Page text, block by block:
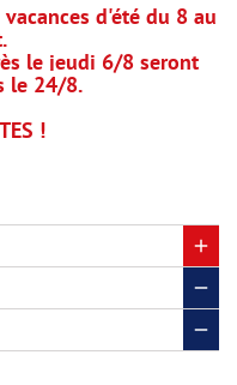
d'été du 8 au
le jeudi 6/8 seront
le 24/8.
!